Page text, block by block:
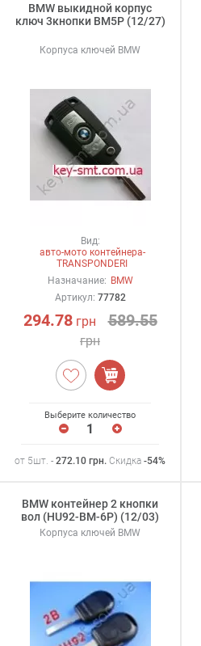
BMW выкидной корпус
ключ 3кнопки BM5P (12/27)
Корпуса ключей BMW
Вид:
авто-мото контейнера-
TRANSPONDERI
Назначание: BMW
Артикул: 77782
294.78грн 589.55
грн
Выберите количество
от 5шт. - 272.10 грн. Скидка -54%
BMW контейнер 2 кнопки
вол (HU92-BM-6P) (12/03)
Корпуса ключей BMW